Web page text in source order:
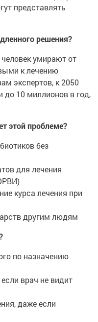
представлять
решения?
умирают от
к лечению
экспертов, к 2050
до 10 миллионов в год,
этой проблеме?
без
для лечения
курса лечения при
другим людям
по назначению
врач не видит
даже если